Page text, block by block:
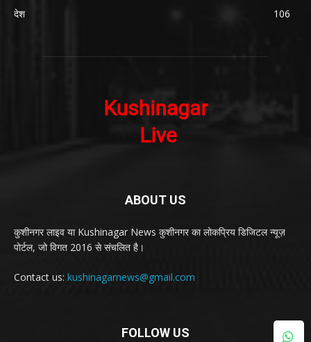
देश
106
ABOUT US
कुशीनगर लाइव या Kushinagar News कुशीनगर का लोकप्रिय डिजिटल न्यूज़
पोर्टल, जो विगत 2016 से संचलित है।
Contact us: kushinagarnews@gmail.com
FOLLOW US